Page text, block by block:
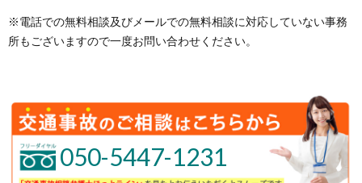
※電話での無料相談及びメールでの無料相談に対応していない事務
所もございますので一度お問い合わせください。
050-5447-1231